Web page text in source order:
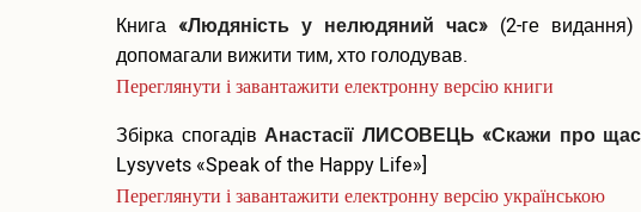
Книга«Людяність у нелюдяний час» (2-ге
допомагали вижити тим, хто голодував.
Переглянути і завантажити електронну версію книги
Збірка спогадів Анастасії ЛИСОВЕЦЬ «Скажи про
Lysyvets «Speak of the Happy Life»]
Переглянути і завантажити електронну версію українською